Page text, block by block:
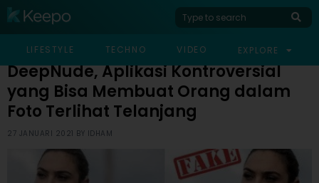
LIFESTYLE TECHNO VIDEO EXPLORE
VIRAL
DEEPNUDE, APLIKASI KONTROVERSIAL YANG BISA MEMBUAT
DeepNude, Aplikasi Kontroversial
yang Bisa Membuat Orang dalam
Foto Terlihat Telanjang
27 JANUARI 2021 BY IDHAM